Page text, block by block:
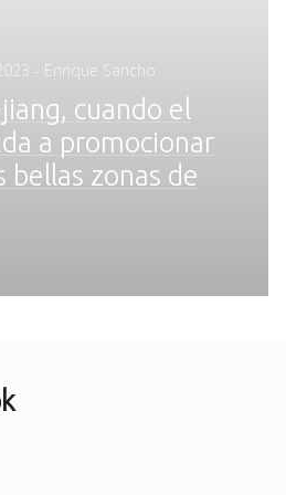
- Enrique Sancho
cuando el
a promocionar
bellas zonas de